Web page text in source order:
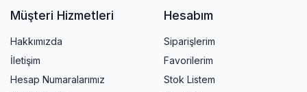
Müşteri Hizmetleri
Hakkımızda
İletişim
Hesap Numaralarımız
Hesabım
Siparişlerim
Favorilerim
Stok Listem